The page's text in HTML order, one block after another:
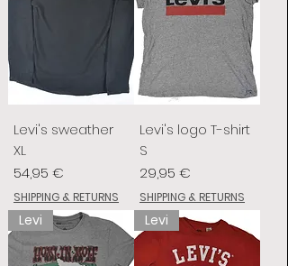
Levi's sweather
XL
Prix
54,95 €
SHIPPING & RETURNS
Levi's logo T-shirt
S
Prix
29,95 €
SHIPPING & RETURNS
Levi Levi